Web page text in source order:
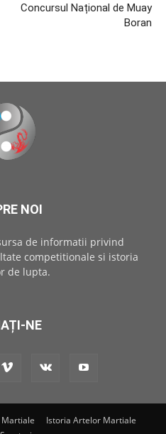
Concursul Național de Muay
Boran
NOI
de informatii privind
competitionale si istoria
de lupta.
NE
Istoria Artelor Martiale